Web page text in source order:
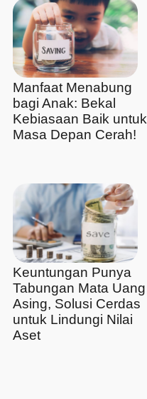
Manfaat Menabung
bagi Anak: Bekal
Kebiasaan Baik untuk
Masa Depan Cerah!
Keuntungan Punya
Tabungan Mata Uang
Asing, Solusi Cerdas
untuk Lindungi Nilai
Aset